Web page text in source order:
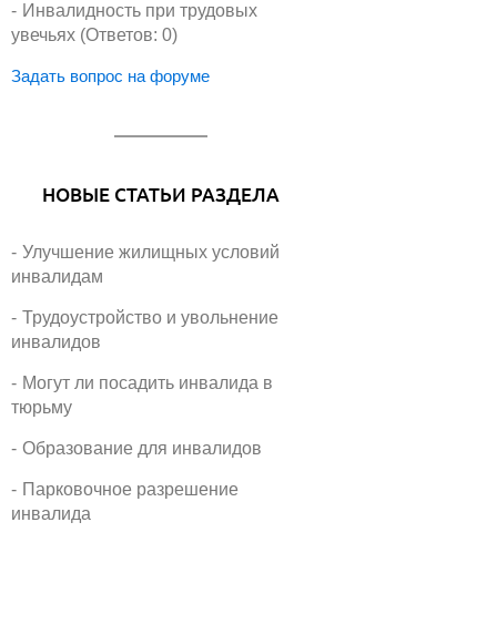
Инвалидность при трудовых
увечьях (Ответов: 0)
Задать вопрос на форуме
НОВЫЕ СТАТЬИ РАЗДЕЛА
Улучшение жилищных условий
инвалидам
Трудоустройство и увольнение
инвалидов
Могут ли посадить инвалида в
тюрьму
Образование для инвалидов
Парковочное разрешение
инвалида